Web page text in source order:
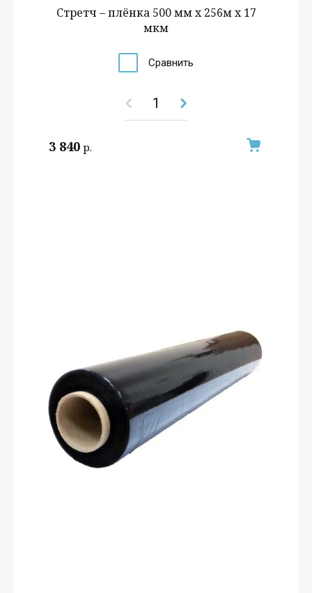
Стретч – плёнка 500 мм х 256м х 17
мкм
Сравнить
3 840 р.